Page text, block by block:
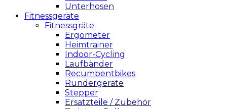
Unterhosen
Fitnessgeräte
Fitnessgräte
Ergometer
Heimtrainer
Indoor-Cycling
Laufbänder
Recumbentbikes
Rundergeräte
Stepper
Ersatzteile / Zubehör